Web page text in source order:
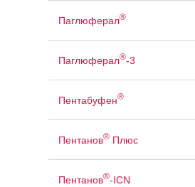
Паглюферал®
Паглюферал®-3
Пентабуфен®
Пентанов®Плюс
Пентанов®-ICN